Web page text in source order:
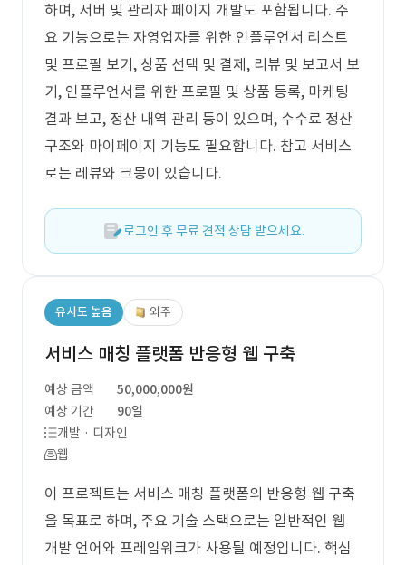
하며, 서버 및 관리자 페이지 개발도 포함됩니다. 주
요 기능으로는 자영업자를 위한 인플루언서 리스트
및 프로필 보기, 상품 선택 및 결제, 리뷰 및 보고서 보
기, 인플루언서를 위한 프로필 및 상품 등록, 마케팅
결과 보고, 정산 내역 관리 등이 있으며, 수수료 정산
구조와 마이페이지 기능도 필요합니다. 참고 서비스
로는 레뷰와 크몽이 있습니다.
로그인 후 무료 견적 상담 받으세요.
유사도 높음 외주
서비스 매칭 플랫폼 반응형 웹 구축
예상 금액
50,000,000원
예상 기간
90일
개발 · 디자인
웹
이 프로젝트는 서비스 매칭 플랫폼의 반응형 웹 구축
을 목표로 하며, 주요 기술 스택으로는 일반적인 웹
개발 언어와 프레임워크가 사용될 예정입니다. 핵심